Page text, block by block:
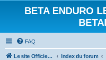
BETA ENDURO
FAQ
Le site Officiel Beta Enduro Index du forum